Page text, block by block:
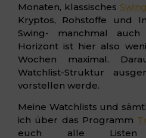
Monaten, klassisches
Kryptos, Rohstoffe und
Swing- manchmal
Horizont ist hier also
Wochen maximal.
Watchlist-Struktur
vorstellen werde.
Meine Watchlists und
ich über das Programm
euch alle Listen